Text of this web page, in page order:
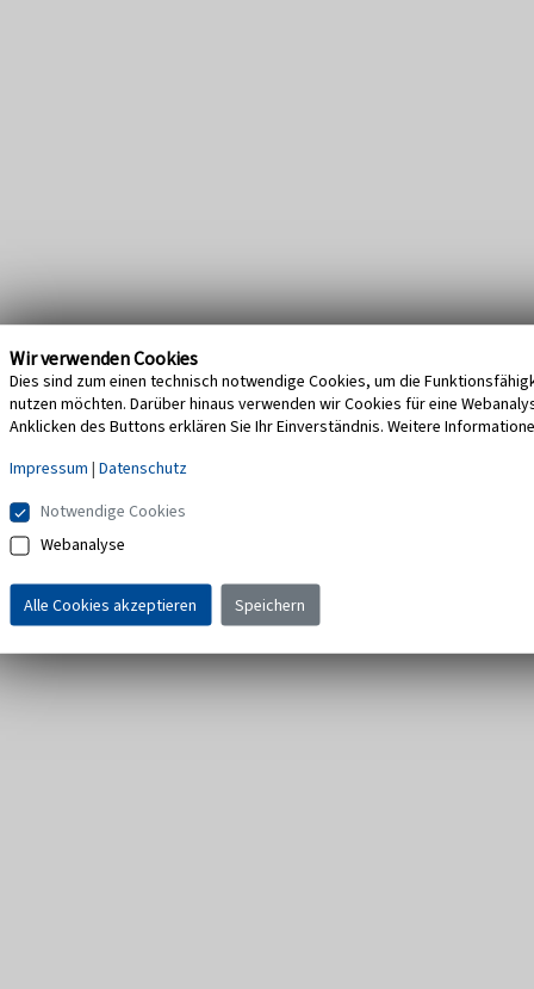
Wir verwenden Cookies
Dies sind zum einen technisch notwendige Cookies, um die
nutzen möchten. Darüber hinaus verwenden wir Cookies für eine
Anklicken des Buttons erklären Sie Ihr Einverständnis. Weitere
Impressum | Datenschutz
Notwendige Cookies
Webanalyse
Alle Cookies akzeptieren Speichern